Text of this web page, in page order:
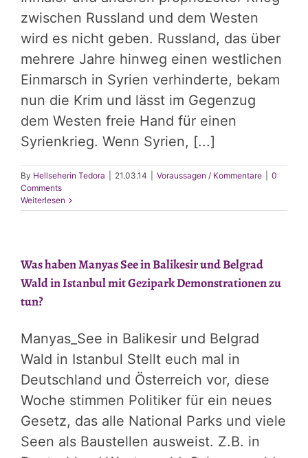
zwischen Russland und dem Westen
wird es nicht geben. Russland, das über
mehrere Jahre hinweg einen westlichen
Einmarsch in Syrien verhinderte, bekam
nun die Krim und lässt im Gegenzug
dem Westen freie Hand für einen
Syrienkrieg. Wenn Syrien, [...]
By Hellseherin Tedora 21.03.14 Voraussagen / Kommentare
0
Comments
Weiterlesen
Was haben Manyas See in Balikesir und Belgrad
Wald in Istanbul mit Gezipark Demonstrationen zu
tun?
Manyas_See in Balikesir und Belgrad
Wald in Istanbul Stellt euch mal in
Deutschland und Österreich vor, diese
Woche stimmen Politiker für ein neues
Gesetz, das alle National Parks und viele
Seen als Baustellen ausweist. Z.B. in